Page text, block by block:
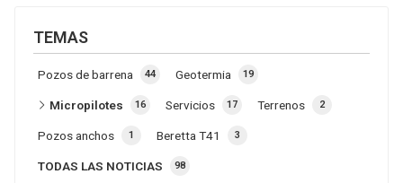
TEMAS
TODAS LAS NOTICIAS 98
Pozos de barrena 44 Geotermia 19
Micropilotes 16 Servicios 17 Terrenos 2
Pozos anchos 1 Beretta T41 3